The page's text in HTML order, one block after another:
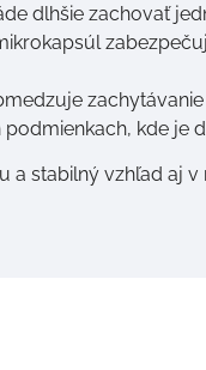
dlhšie zachovať
zachytávanie
kde je
a stabilný vzhľad aj